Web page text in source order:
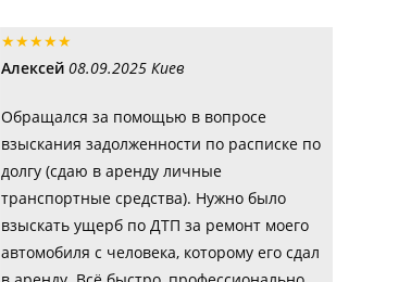
★★★★★
Алексей 08.09.2025 Киев
Обращался за помощью в вопросе
взыскания задолженности по расписке по
долгу (сдаю в аренду личные
транспортные средства). Нужно было
взыскать ущерб по ДТП за ремонт моего
автомобиля с человека, которому его сдал